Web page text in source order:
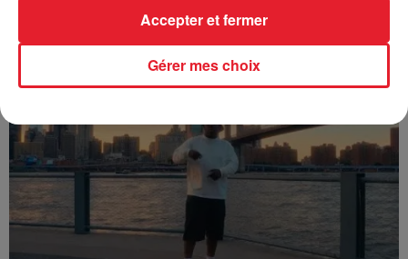
Franglish & Keblack - Génération Impolie
Gérer mes choix
Accepter et fermer